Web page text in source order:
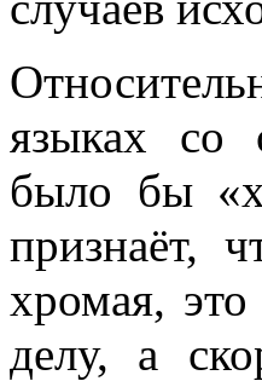
языках со
было бы
признаёт,
хромая,
делу, а